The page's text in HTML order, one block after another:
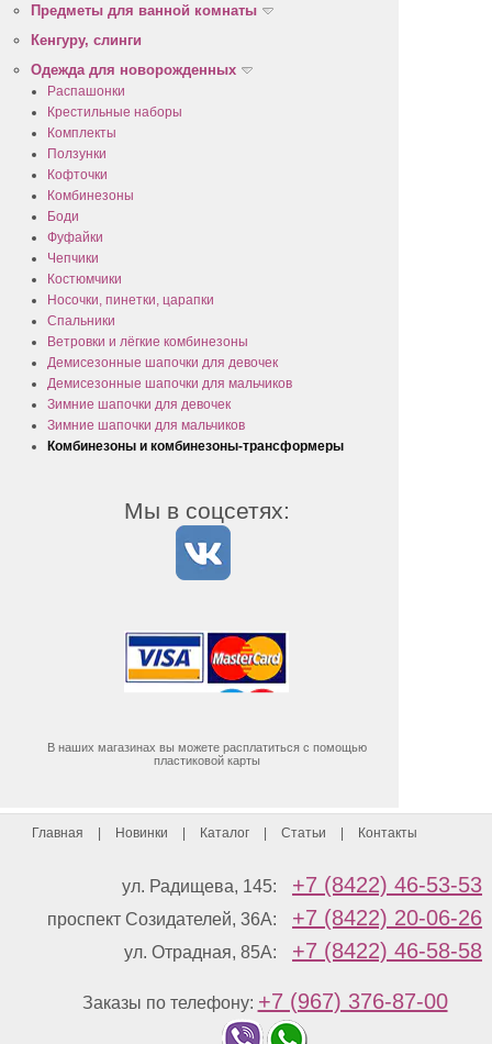
Предметы для ванной комнаты
Кенгуру, слинги
Одежда для новорожденных
Распашонки
Крестильные наборы
Комплекты
Ползунки
Кофточки
Комбинезоны
Боди
Фуфайки
Чепчики
Костюмчики
Носочки, пинетки, царапки
Спальники
Ветровки и лёгкие комбинезоны
Демисезонные шапочки для девочек
Демисезонные шапочки для мальчиков
Зимние шапочки для девочек
Зимние шапочки для мальчиков
Комбинезоны и комбинезоны-трансформеры
Мы в соцсетях:
В наших магазинах вы можете расплатиться с помощью
пластиковой карты
Главная Новинки Каталог Статьи Контакты
ул. Радищева, 145: +7 (8422) 46-53-53
проспект Созидателей, 36А: +7 (8422) 20-06-26
ул. Отрадная, 85А: +7 (8422) 46-58-58
Заказы по телефону: +7 (967) 376-87-00